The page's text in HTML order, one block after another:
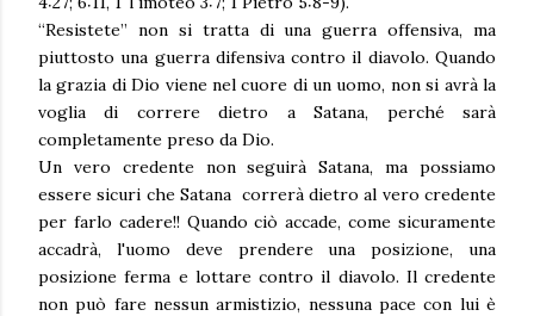
“Resistete” non si tratta di una guerra offensiva, ma
piuttosto una guerra difensiva contro il diavolo. Quando
la grazia di Dio viene nel cuore di un uomo, non si avrà la
voglia di correre dietro a Satana, perché sarà
completamente preso da Dio.
Un vero credente non seguirà Satana, ma possiamo
essere sicuri che Satana correrà dietro al vero credente
per farlo cadere!! Quando ciò accade, come sicuramente
accadrà, l'uomo deve prendere una posizione, una
posizione ferma e lottare contro il diavolo. Il credente
non può fare nessun armistizio, nessuna pace con lui è